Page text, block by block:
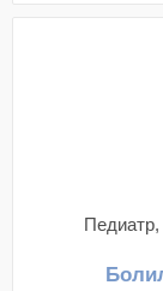
Педиатр,